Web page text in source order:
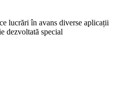
lucrări în avans diverse aplicații
dezvoltată special